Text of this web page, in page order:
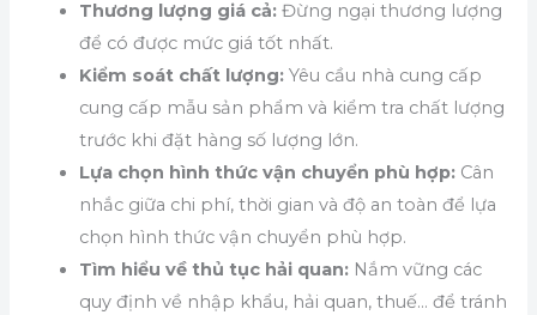
Thương lượng giá cả: Đừng ngại thương lượng
để có được mức giá tốt nhất.
Kiểm soát chất lượng: Yêu cầu nhà cung cấp
cung cấp mẫu sản phẩm và kiểm tra chất lượng
trước khi đặt hàng số lượng lớn.
Lựa chọn hình thức vận chuyển phù hợp: Cân
nhắc giữa chi phí, thời gian và độ an toàn để lựa
chọn hình thức vận chuyển phù hợp.
Tìm hiểu về thủ tục hải quan: Nắm vững các
quy định về nhập khẩu, hải quan, thuế… để tránh